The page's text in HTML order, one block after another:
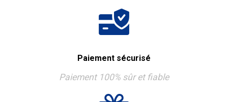
Paiement sécurisé
Paiement 100% sûr et fiable